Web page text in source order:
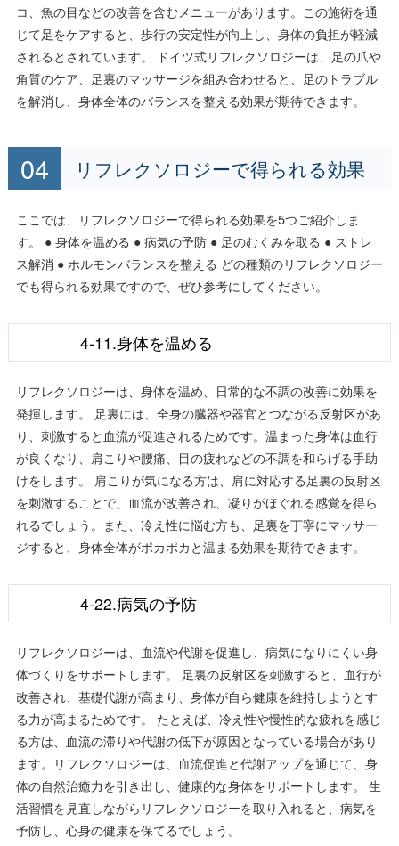
コ、魚の目などの改善を含むメニューがあります。この施術を通
じて足をケアすると、歩行の安定性が向上し、身体の負担が軽減
されるとされています。 ドイツ式リフレクソロジーは、足の爪や
角質のケア、足裏のマッサージを組み合わせると、足のトラブル
を解消し、身体全体のバランスを整える効果が期待できます。
リフレクソロジーで得られる効果
ここでは、リフレクソロジーで得られる効果を5つご紹介しま
す。 ● 身体を温める ● 病気の予防 ● 足のむくみを取る ● ストレ
ス解消 ● ホルモンバランスを整える どの種類のリフレクソロジー
でも得られる効果ですので、ぜひ参考にしてください。
4-11.身体を温める
リフレクソロジーは、身体を温め、日常的な不調の改善に効果を
発揮します。 足裏には、全身の臓器や器官とつながる反射区があ
り、刺激すると血流が促進されるためです。温まった身体は血行
が良くなり、肩こりや腰痛、目の疲れなどの不調を和らげる手助
けをします。 肩こりが気になる方は、肩に対応する足裏の反射区
を刺激することで、血流が改善され、凝りがほぐれる感覚を得ら
れるでしょう。また、冷え性に悩む方も、足裏を丁寧にマッサー
ジすると、身体全体がポカポカと温まる効果を期待できます。
4-22.病気の予防
リフレクソロジーは、血流や代謝を促進し、病気になりにくい身
体づくりをサポートします。 足裏の反射区を刺激すると、血行が
改善され、基礎代謝が高まり、身体が自ら健康を維持しようとす
る力が高まるためです。 たとえば、冷え性や慢性的な疲れを感じ
る方は、血流の滞りや代謝の低下が原因となっている場合があり
ます。リフレクソロジーは、血流促進と代謝アップを通じて、身
体の自然治癒力を引き出し、健康的な身体をサポートします。 生
活習慣を見直しながらリフレクソロジーを取り入れると、病気を
予防し、心身の健康を保てるでしょう。